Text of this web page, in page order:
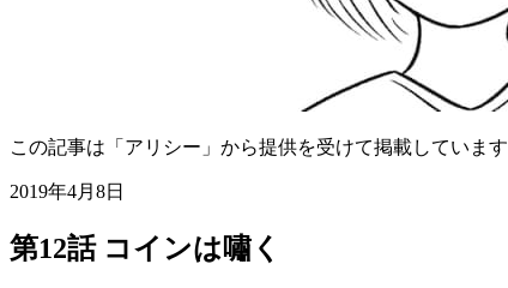
この記事は「アリシー」から提供を受けて掲載しています
2019年4月8日
第12話 コインは嘯く